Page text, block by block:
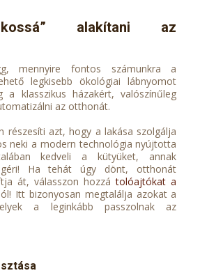
alakítani az
mennyire fontos számunkra a
legkisebb ökológiai lábnyomot
a klasszikus házakért, valószínűleg
az otthonát.
részesíti azt, hogy a lakása szolgálja
neki a modern technológia nyújtotta
kedveli a kütyüket, annak
Ha tehát úgy dönt, otthonát
át, válasszon hozzátolóajtókat a
Itt bizonyosan megtalálja azokat a
a leginkább passzolnak az